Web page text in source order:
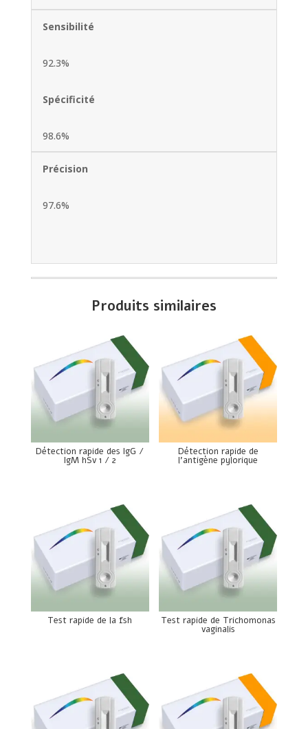
Sensibilité
92.3%
Spécificité
98.6%
Précision
97.6%
Produits similaires
Détection rapide des IgG /
IgM hSv 1 / 2
Détection rapide de
l’antigène pylorique
Test rapide de la fsh Test rapide de Trichomonas
vaginalis